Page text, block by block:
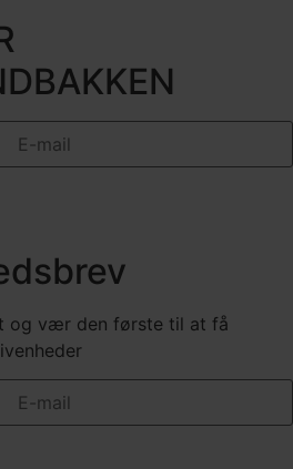
og vær den første til at få